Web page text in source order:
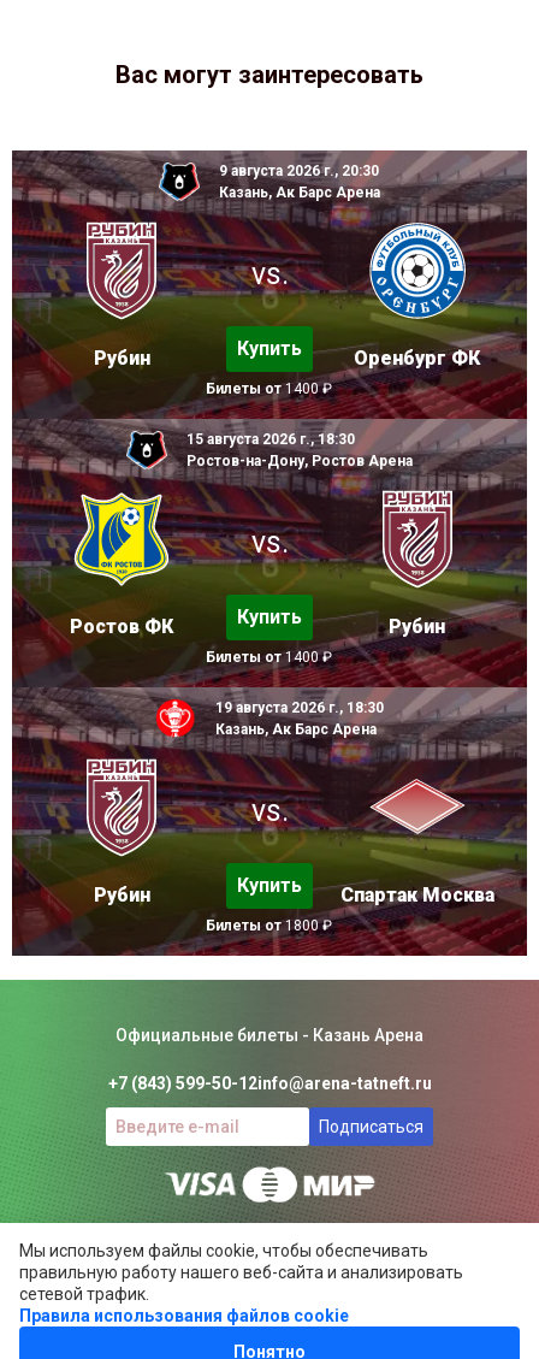
Вас могут заинтересовать
9 августа 2026 г., 20:30
Казань, Ак Барс Арена
Рубин
vs.
Купить
Билеты от1400 ₽
Оренбург ФК
15 августа 2026 г., 18:30
Ростов-на-Дону, Ростов Арена
Ростов ФК
vs.
Купить
Билеты от1400 ₽
Рубин
19 августа 2026 г., 18:30
Казань, Ак Барс Арена
Рубин
vs.
Купить
Билеты от1800 ₽
Спартак Москва
Официальные билеты - Казань Арена
+7 (843) 599-50-12info@arena-tatneft.ru
Подписаться
Казань Арены.
Положение об общих правилах
ARENA-TATNEFT.RU ©
2024
Мы используем файлы cookie, чтобы обеспечивать
правильную работу нашего веб-сайта и анализировать
сетевой трафик.
Правила использования файлов cookie
Понятно